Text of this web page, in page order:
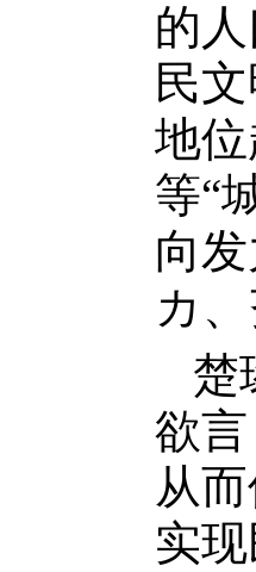
的
民
地
等“
向
カ
楚
欲
从
实